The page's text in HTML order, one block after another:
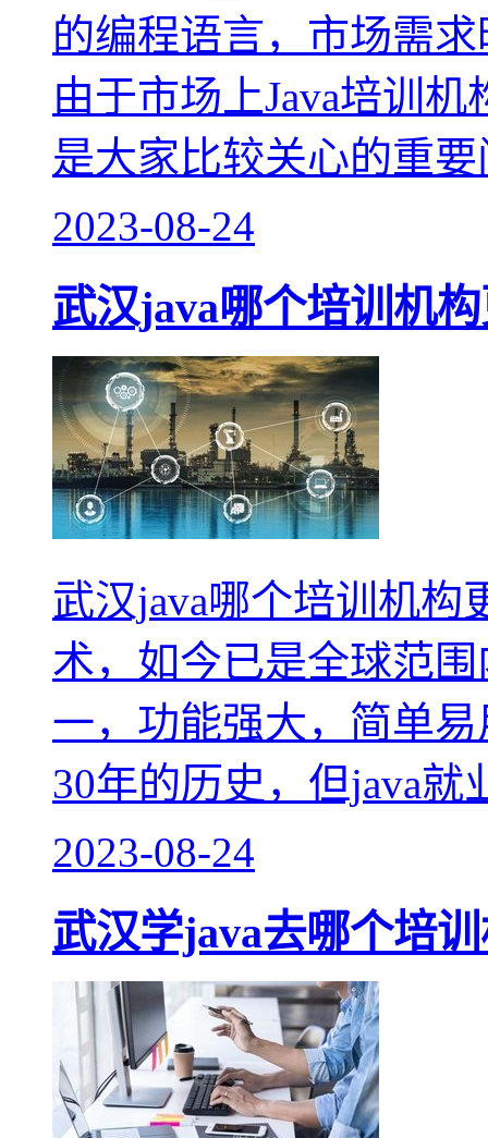
的编程语言，市场需
由于市场上Java培训
是大家比较关心的重
2023-08-24
武汉java哪个培训机
武汉java哪个培训机构
术，如今已是全球范
一，功能强大，简单
30年的历史，但java就
2023-08-24
武汉学java去哪个培